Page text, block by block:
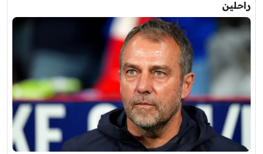
راحلين